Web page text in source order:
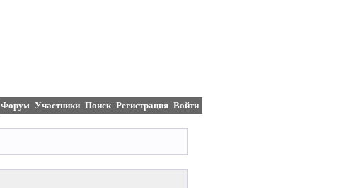
Форум Участники Поиск Регистрация Войти